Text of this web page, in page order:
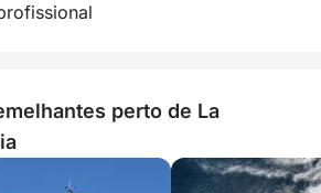
perto de La